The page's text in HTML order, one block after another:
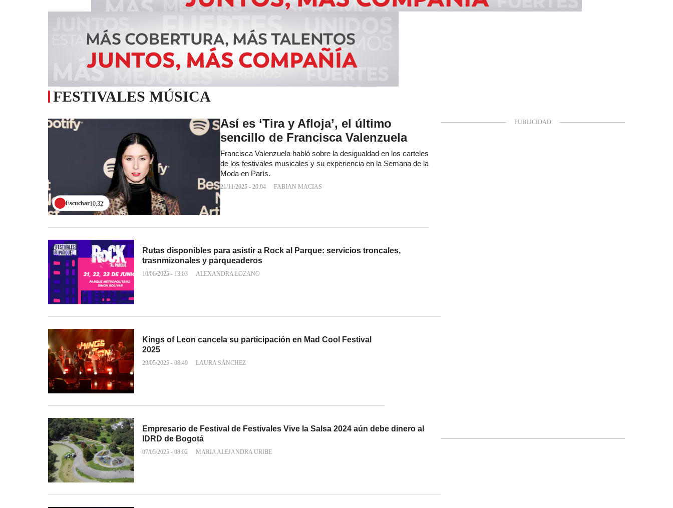
FESTIVALES MÚSICA
Escuchar10:32
Así es ‘Tira y Afloja’, el último
sencillo de Francisca Valenzuela
Francisca Valenzuela habló sobre la desigualdad en los carteles
de los festivales musicales y su experiencia en la Semana de la
Moda en París.
21/11/2025 - 20:04 FABIAN MACIAS
Rutas disponibles para asistir a Rock al Parque: servicios troncales,
trasnmizonales y parqueaderos
10/06/2025 - 13:03 ALEXANDRA LOZANO
Kings of Leon cancela su participación en Mad Cool Festival
2025
29/05/2025 - 08:49 LAURA SÁNCHEZ
Empresario de Festival de Festivales Vive la Salsa 2024 aún debe dinero al
IDRD de Bogotá
07/05/2025 - 08:02 MARIA ALEJANDRA URIBE